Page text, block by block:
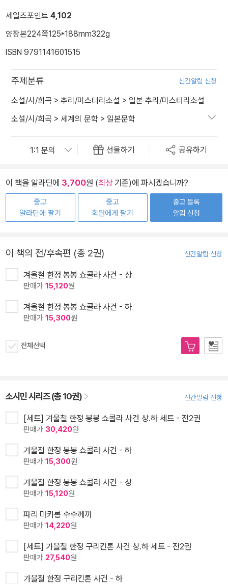
세일즈포인트 4,102
양장본224쪽125*188mm322g
ISBN 9791141601515
주제분류 신간알림 신청
소설/시/희곡 > 추리/미스터리소설 > 일본 추리/미스터리소설
소설/시/희곡 > 세계의 문학 > 일본문학
선물하기 공유하기
이 책을 알라딘에 3,700원 (최상기준)에 파시겠습니까?
중고
알라딘에 팔기
중고
회원에게 팔기
중고 등록
알림 신청
이 책의 전/후속편 (총 2권) 신간알림 신청
겨울철 한정 봉봉 쇼콜라 사건 - 상
판매가 15,120원
겨울철 한정 봉봉 쇼콜라 사건 - 하
판매가 15,300원
전체선택
소시민 시리즈 (총 10권) 신간알림 신청
[세트] 겨울철 한정 봉봉 쇼콜라 사건 상.하 세트 - 전2권
판매가 30,420원
겨울철 한정 봉봉 쇼콜라 사건 - 하
판매가 15,300원
겨울철 한정 봉봉 쇼콜라 사건 - 상
판매가 15,120원
파리 마카롱 수수께끼
판매가 14,220원
[세트] 가을철 한정 구리킨톤 사건 상.하 세트 - 전2권
판매가 27,540원
가을철 한정 구리킨톤 사건 - 하